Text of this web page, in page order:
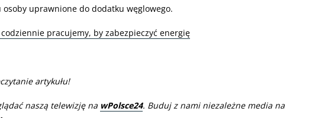
uprawnione do dodatku węglowego.
pracujemy, by zabezpieczyć energię
artykułu!
naszą telewizję na wPolsce24. Buduj z nami niezależne media na